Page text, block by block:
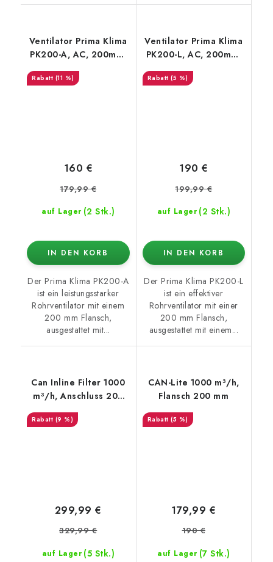
Ventilator Prima Klima
PK200-A, AC, 200mm,
(11 %)
auf Lager (2 Stk.)
160 €
179,99 €
IN DEN KORB
Der Prima Klima PK200-A
ist ein leistungsstarker
Rohrventilator mit einem
200 mm Flansch,
ausgestattet mit...
Ventilator Prima Klima
PK200-L, AC, 200mm,
(5 %)
auf Lager (2 Stk.)
190 €
199,99 €
IN DEN KORB
Der Prima Klima PK200-L
ist ein effektiver
Rohrventilator mit einer
200 mm Flansch,
ausgestattet mit einem...
Can Inline Filter 1000
m³/h, Anschluss 200
mm
(9 %)
auf Lager (5 Stk.)
299,99 €
329,99 €
CAN-Lite 1000 m³/h,
Flansch 200 mm
(5 %)
auf Lager (7 Stk.)
179,99 €
190 €